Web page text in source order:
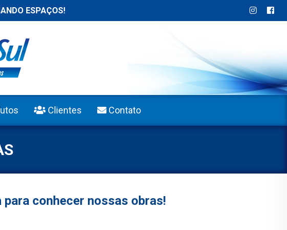
ESPAÇOS!
Clientes Contato
conhecer nossas obras!